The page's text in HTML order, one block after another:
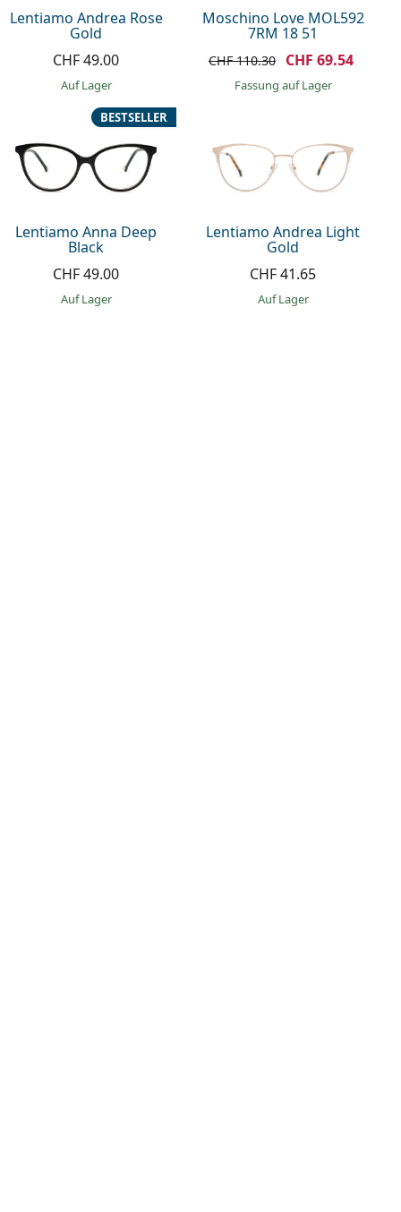
Lentiamo Andrea Rose
Gold
CHF 49.00
auf Lager
Moschino Love MOL592
7RM 18 51
CHF 110.30 CHF 69.54
Fassung auf Lager
Lentiamo Anna Deep
Black
BESTSELLER
CHF 49.00
auf Lager
Lentiamo Andrea Light
Gold
CHF 41.65
auf Lager